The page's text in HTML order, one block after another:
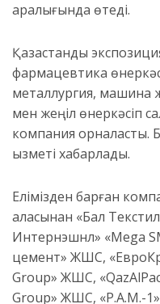
аралығында өтеді.
Қазақстандық
фармацевтика
металлургия, машина
мен жеңіл өнеркәсіп
компания орналасты.
қызметі хабарлады.
Елімізден барған
қаласынан «Бал
Интернэшнл» «Mega
цемент» ЖШС,
Group» ЖШС,
Group» ЖШС, «Р.A.M.-